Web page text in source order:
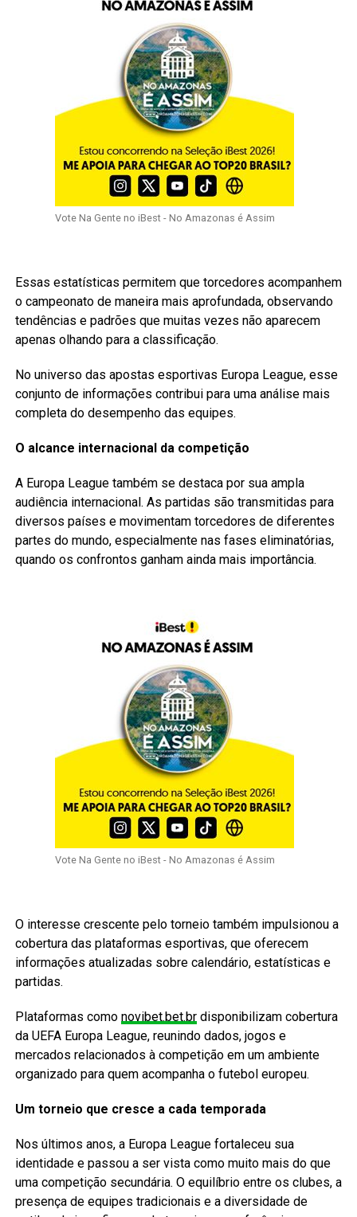
Vote Na Gente no iBest - No Amazonas é Assim
Essas estatísticas permitem que torcedores acompanhem
o campeonato de maneira mais aprofundada, observando
tendências e padrões que muitas vezes não aparecem
apenas olhando para a classificação.
No universo das apostas esportivas Europa League, esse
conjunto de informações contribui para uma análise mais
completa do desempenho das equipes.
O alcance internacional da competição
A Europa League também se destaca por sua ampla
audiência internacional. As partidas são transmitidas para
diversos países e movimentam torcedores de diferentes
partes do mundo, especialmente nas fases eliminatórias,
quando os confrontos ganham ainda mais importância.
Vote Na Gente no iBest - No Amazonas é Assim
O interesse crescente pelo torneio também impulsionou a
cobertura das plataformas esportivas, que oferecem
informações atualizadas sobre calendário, estatísticas e
partidas.
Plataformas como novibet.bet.brdisponibilizam cobertura
da UEFA Europa League, reunindo dados, jogos e
mercados relacionados à competição em um ambiente
organizado para quem acompanha o futebol europeu.
Um torneio que cresce a cada temporada
Nos últimos anos, a Europa League fortaleceu sua
identidade e passou a ser vista como muito mais do que
uma competição secundária. O equilíbrio entre os clubes, a
presença de equipes tradicionais e a diversidade de